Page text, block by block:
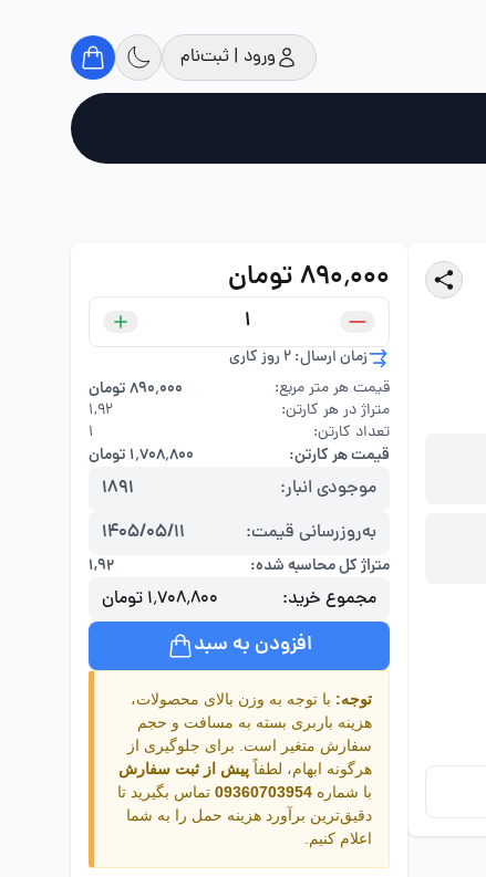
ورود | ثبت‌نام
۸۹۰٬۰۰۰ تومان
زمان ارسال: 2 روز کاری
قیمت هر متر مربع:
۸۹۰٬۰۰۰ تومان
متراژ در هر کارتن:
۱,۹۲
تعداد کارتن:
1
قیمت هر کارتن: ۱٬۷۰۸٬۸۰۰ تومان
موجودی انبار:
1891
به‌روزرسانی قیمت:
1405/05/11
متراژ کل محاسبه شده: ۱,۹۲
مجموع خرید: ۱٬۷۰۸٬۸۰۰ تومان
افزودن به سبد
توجه: با توجه به وزن بالای محصولات،
هزینه باربری بسته به مسافت و حجم
سفارش متغیر است. برای جلوگیری از
هرگونه ابهام، لطفاً پیش از ثبت سفارش
با شماره 09360703954 تماس بگیرید تا
دقیق‌ترین برآورد هزینه حمل را به شما
اعلام کنیم.